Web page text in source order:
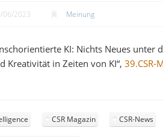
06/2023 Meinung
KI: Nichts Neues unter
Kreativität in Zeiten von KI“,39.CSR-
CSR Magazin CSR-News